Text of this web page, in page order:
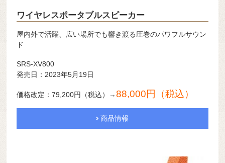
ワイヤレスポータブルスピーカー
屋内外で活躍、広い場所でも響き渡る圧巻のパワフルサウン
ド
SRS-XV800
発売日：2023年5月19日
価格改定：79,200円（税込）→88,000円（税込）
商品情報